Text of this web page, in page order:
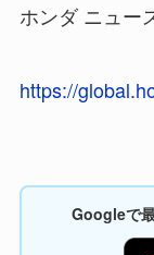
ホンダ ニュー
https://
Googleで